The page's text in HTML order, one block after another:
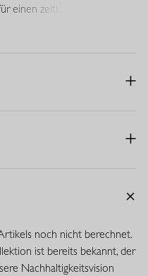
einen zeitlosen Look. Ein
mit deiner Garderobe
noch nicht berechnet.
ist bereits bekannt, der
Nachhaltigkeitsvision